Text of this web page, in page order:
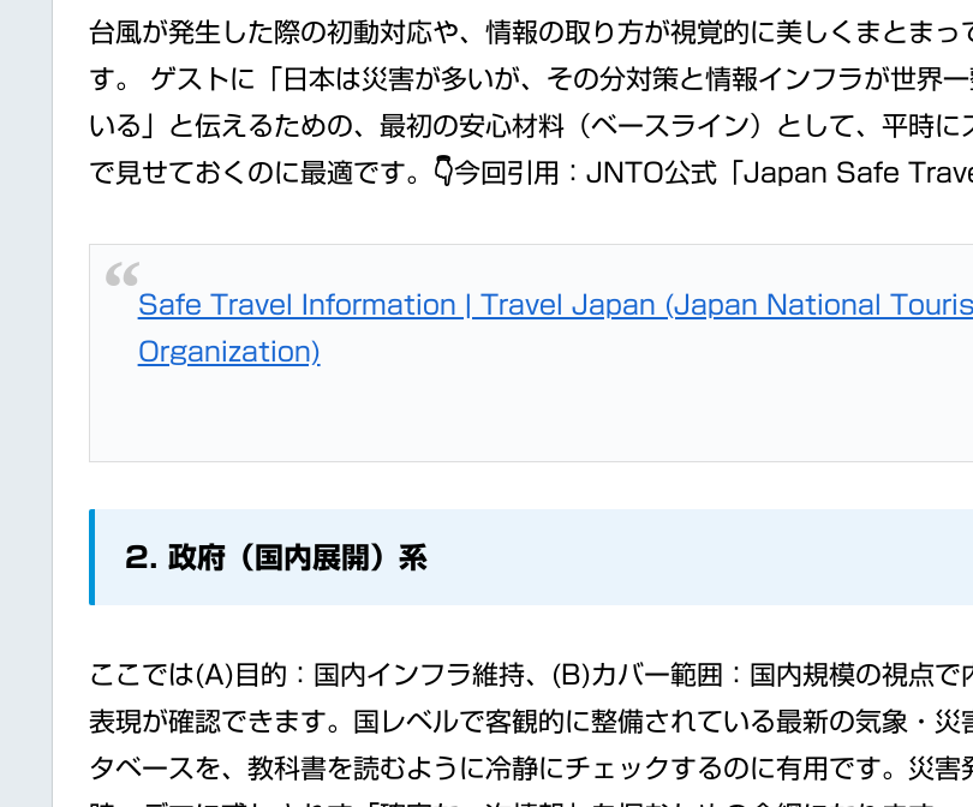
台風が発生した際の初動対応や、情報の取り方が視覚的に美しくまとまっ
す。 ゲストに「日本は災害が多いが、その分対策と情報インフラが世界
いる」と伝えるための、最初の安心材料（ベースライン）として、平時に
で見せておくのに最適です。👇今回引用：JNTO公式「Japan Safe
Safe Travel Information | Travel Japan (Japan National
Organization)
2. 政府（国内展開）系
ここでは(A)目的：国内インフラ維持、(B)カバー範囲：国内規模の視点で
表現が確認できます。国レベルで客観的に整備されている最新の気象・災
タベースを、教科書を読むように冷静にチェックするのに有用です。災害